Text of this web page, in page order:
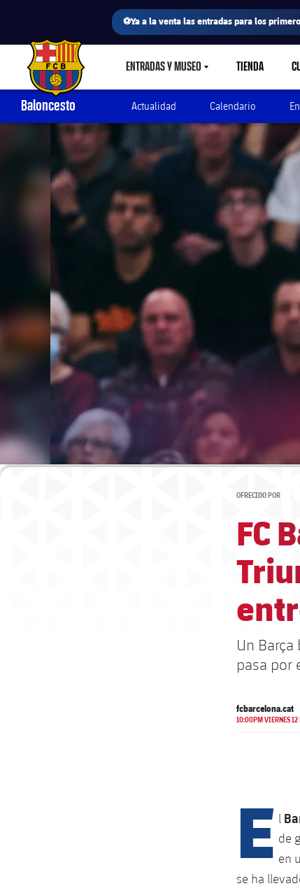
⚽Ya a la venta las entradas para los
FC Barcelona club badge ENTRADAS Y MUSEOLABEL.SHARE.CARETDOWN
TIENDA
Baloncesto Actualidad Calendario
OFRECIDO POR
FC
Un
pasa por
fcbarcelona.cat
10:00PM VIERNES 12
E l
de
en
se ha